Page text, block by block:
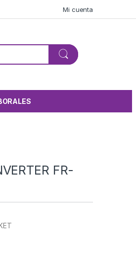
Mi cuenta
FR-